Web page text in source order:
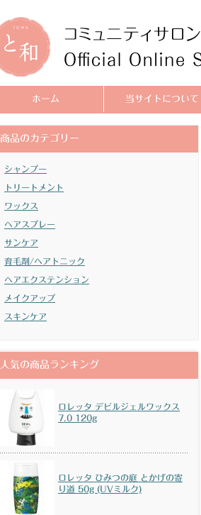
ホーム 当サイトについて
商品のカテゴリー
シャンプー
トリートメント
ワックス
ヘアスプレー
サンケア
育毛剤/ヘアトニック
ヘアエクステンション
メイクアップ
スキンケア
人気の商品ランキング
ロレッタ デビルジェルワックス
7.0 120g
ロレッタ ひみつの庭 とかげの寄
り道 50g (UVミルク)